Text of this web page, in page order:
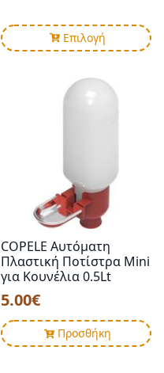
3.70€
through
Επιλογή
Αυτό
το
πολλαπλές
επιλεγούν
του
προϊόντος
COPELE Αυτόματη
Πλαστική Ποτίστρα Mini
για Κουνέλια 0.5Lt
5.00€
Προσθήκη